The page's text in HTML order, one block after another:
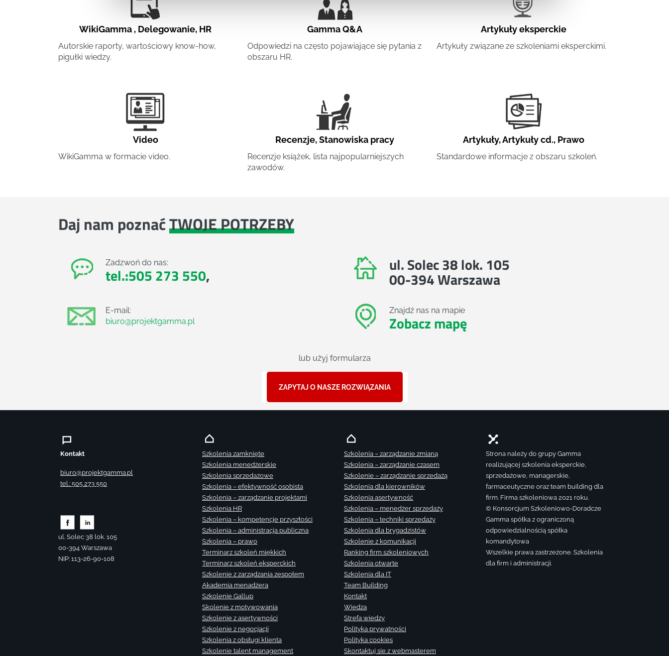
WikiGamma , Delegowanie, HR
Autorskie raporty, wartościowy know-how,
pigułki wiedzy.
Gamma Q&A
Odpowiedzi na często pojawiające się pytania z
obszaru HR.
Artykuły eksperckie
Artykuły związane ze szkoleniami eksperckimi.
Video
WikiGamma w formacie video.
Recenzje,Stanowiska pracy
Recenzje książek, lista najpopularniejszych
zawodów.
Artykuły,Artykuły cd., Prawo
Standardowe informacje z obszaru szkoleń.
Daj nam poznaćTWOJE POTRZEBY
Zadzwoń do nas:
tel.:505 273 550,
E-mail:
biuro@projektgamma.pl
ul. Solec 38 lok. 105
00-394 Warszawa
Znajdź nas na mapie
Zobacz mapę
lub użyj formularza
ZAPYTAJ O NASZE ROZWIĄZANIA
Kontakt
biuro@projektgamma.pl
tel.: 505 273 550
ul. Solec 38 lok. 105
00-394 Warszawa
NIP: 113-26-90-108
Szkolenia zamknięte
Szkolenia menedżerskie
Szkolenia sprzedażowe
Szkolenia – efektywność osobista
Szkolenia – zarządzanie projektami
Szkolenia HR
Szkolenia – kompetencje przyszłości
Szkolenia – administracja publiczna
Szkolenia – prawo
Terminarz szkoleń miękkich
Terminarz szkoleń eksperckich
Szkolenie z zarządzania zespołem
Akademia menadżera
Szkolenie Gallup
Skolenie z motywowania
Szkolenie z asertywności
Szkolenie z negocjacji
Szkolenia z obsługi klienta
Szkolenie talent management
Szkolenia – zarządzanie zmianą
Szkolenia – zarządzanie czasem
Szkolenie – zarządzanie sprzedażą
Szkolenia dla kierowników
Szkolenia asertywność
Szkolenia – menedżer sprzedaży
Szkolenia – techniki sprzedaży
Szkolenia dla brygadzistów
Szkolenie z komunikacji
Ranking firm szkoleniowych
Szkolenia otwarte
Szkolenia dla IT
Team Building
Kontakt
Wiedza
Strefa wiedzy
Polityka prywatności
Polityka cookies
Skontaktuj sie z webmasterem
Strona należy do grupy Gamma
realizującej szkolenia eksperckie,
sprzedażowe, managerskie,
farmaceutyczne oraz team building dla
firm. Firma szkoleniowa 2021 roku.
© Konsorcjum Szkoleniowo-Doradcze
Gamma spółka z ograniczoną
odpowiedzialnością spółka
komandytowa
Wszelkie prawa zastrzeżone. Szkolenia
dla firm i administracji.